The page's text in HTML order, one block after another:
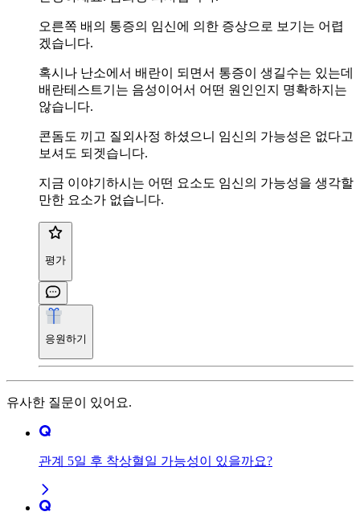
오른쪽 배의 통증의 임신에 의한 증상으로 보기는 어렵
겠습니다.
혹시나 난소에서 배란이 되면서 통증이 생길수는 있는데
배란테스트기는 음성이어서 어떤 원인인지 명확하지는
않습니다.
콘돔도 끼고 질외사정 하셨으니 임신의 가능성은 없다고
보셔도 되겟습니다.
지금 이야기하시는 어떤 요소도 임신의 가능성을 생각할
만한 요소가 없습니다.
평가
응원하기
유사한 질문이 있어요.
관계 5일 후 착상혈일 가능성이 있을까요?